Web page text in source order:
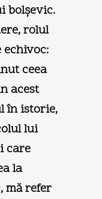
bolşevic.
rolul
ceea
acest
în istorie,
lui
care
la
mă refer